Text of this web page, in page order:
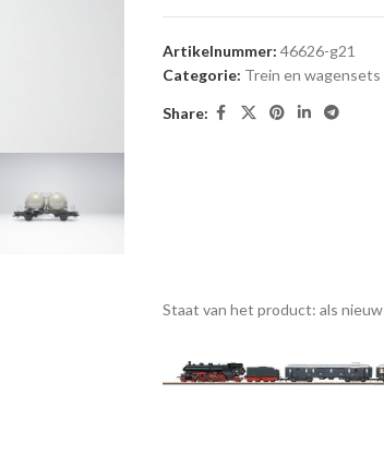
Artikelnummer: 46626-g21
Categorie: Trein en wagensets
Share:
Staat van het product: als nieuw